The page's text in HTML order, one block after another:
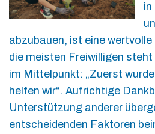
in
abzubauen, ist eine
die meisten Freiwilligen steht
im Mittelpunkt: „Zuerst
helfen wir“. Aufrichtige
Unterstützung anderer
entscheidenden Faktoren